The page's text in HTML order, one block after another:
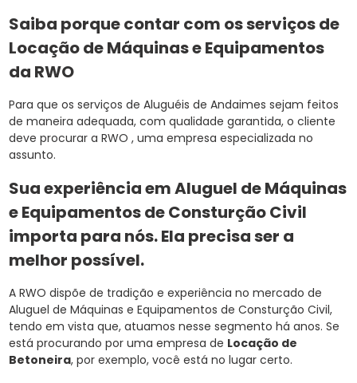
Saiba porque contar com os serviços de
Locação de Máquinas e Equipamentos
da RWO
Para que os serviços de Aluguéis de Andaimes sejam feitos
de maneira adequada, com qualidade garantida, o cliente
deve procurar a RWO , uma empresa especializada no
assunto.
Sua experiência em Aluguel de Máquinas
e Equipamentos de Consturção Civil
importa para nós. Ela precisa ser a
melhor possível.
A RWO dispõe de tradição e experiência no mercado de
Aluguel de Máquinas e Equipamentos de Consturção Civil,
tendo em vista que, atuamos nesse segmento há anos. Se
está procurando por uma empresa de Locação de
Betoneira, por exemplo, você está no lugar certo.